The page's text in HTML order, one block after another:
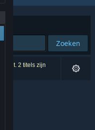
Zoeken
2 titels zijn